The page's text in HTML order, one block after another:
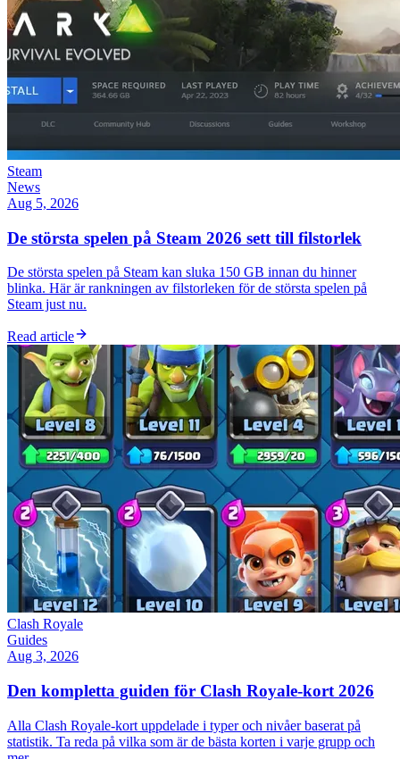
Steam
News
Aug 5, 2026
De största spelen på Steam 2026 sett till filstorlek
De största spelen på Steam kan sluka 150 GB innan du hinner
blinka. Här är rankningen av filstorleken för de största spelen på
Steam just nu.
Read article
Clash Royale
Guides
Aug 3, 2026
Den kompletta guiden för Clash Royale-kort 2026
Alla Clash Royale-kort uppdelade i typer och nivåer baserat på
statistik. Ta reda på vilka som är de bästa korten i varje grupp och